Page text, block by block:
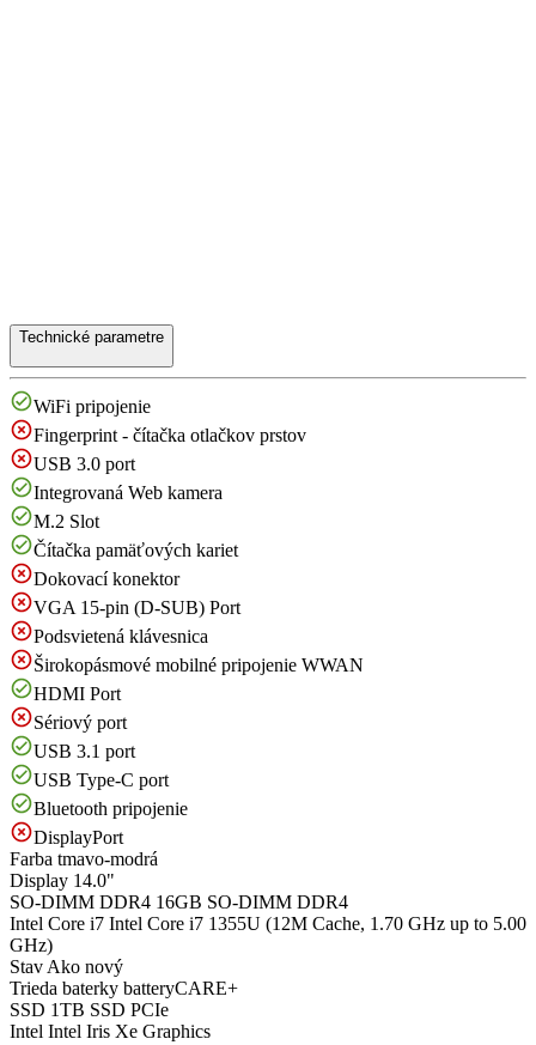
Technické parametre
WiFi pripojenie
Fingerprint - čítačka otlačkov prstov
USB 3.0 port
Integrovaná Web kamera
M.2 Slot
Čítačka pamäťových kariet
Dokovací konektor
VGA 15-pin (D-SUB) Port
Podsvietená klávesnica
Širokopásmové mobilné pripojenie WWAN
HDMI Port
Sériový port
USB 3.1 port
USB Type-C port
Bluetooth pripojenie
DisplayPort
Farba tmavo-modrá
Display 14.0"
SO-DIMM DDR4 16GB SO-DIMM DDR4
Intel Core i7 Intel Core i7 1355U (12M Cache, 1.70 GHz up to 5.00
GHz)
Stav Ako nový
Trieda baterky batteryCARE+
SSD 1TB SSD PCIe
Intel Intel Iris Xe Graphics